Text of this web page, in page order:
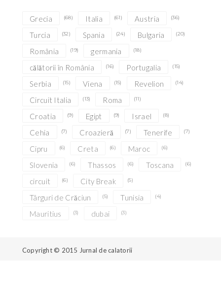
Grecia (68) Italia (61) Austria (36)
Turcia (32) Spania (24) Bulgaria (20)
România (19) germania (18)
călătorii în România (16) Portugalia (15)
Serbia (15) Viena (15) Revelion (14)
Circuit Italia (13) Roma (11)
Croatia (9) Egipt (9) Israel (8)
Cehia (7) Croazieră (7) Tenerife (7)
Cipru (6) Creta (6) Maroc (6)
Slovenia (6) Thassos (6) Toscana (6)
circuit (6) City Break (5)
Târguri de Crăciun (5) Tunisia (4)
Mauritius (3) dubai (3)
Copyright © 2015 Jurnal de calatorii